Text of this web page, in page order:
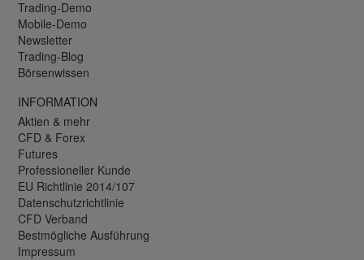
Trading-Demo
Mobile-Demo
Newsletter
Trading-Blog
Börsenwissen
INFORMATION
Aktien & mehr
CFD & Forex
Futures
Professioneller Kunde
EU Richtlinie 2014/107
Datenschutzrichtlinie
CFD Verband
Bestmögliche Ausführung
Impressum